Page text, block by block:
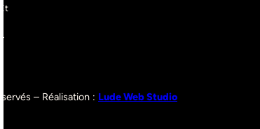
– Réalisation : Lude Web Studio